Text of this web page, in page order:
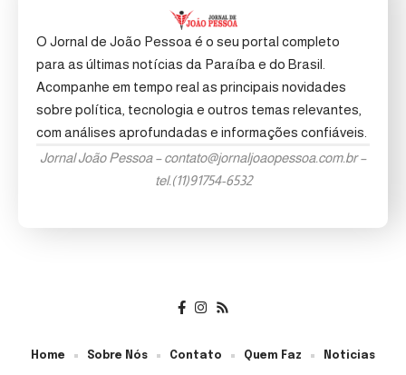
O Jornal de João Pessoa é o seu portal completo
para as últimas notícias da Paraíba e do Brasil.
Acompanhe em tempo real as principais novidades
sobre política, tecnologia e outros temas relevantes,
com análises aprofundadas e informações confiáveis.
Jornal João Pessoa –contato@jornaljoaopessoa.com.br–
tel.(11)91754-6532
Home Sobre Nós Contato Quem Faz Noticias